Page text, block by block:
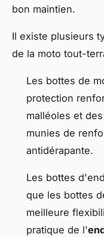
bon maintien.
Il existe plusieurs
de la moto tout-
Les bottes de
protection
malléoles et
munies de
antidérapante.
Les bottes
que les bottes
meilleure
pratique de l'